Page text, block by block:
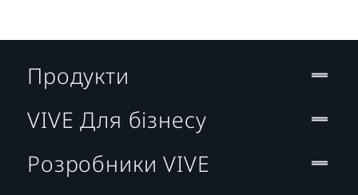
Продукти
VIVE Для бізнесу
Розробники VIVE